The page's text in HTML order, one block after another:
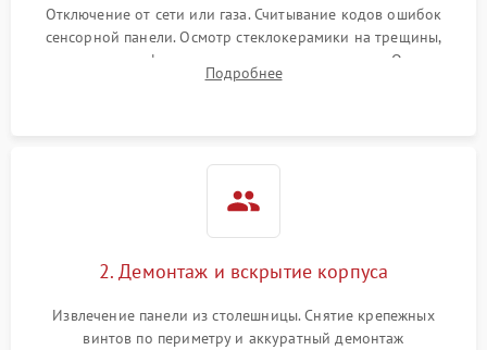
Отключение от сети или газа. Считывание кодов ошибок
сенсорной панели. Осмотр стеклокерамики на трещины,
проверка конфорок на равномерность нагрева. Опрос
клиента о симптомах (не включается, не видит посуду,
Подробнее
2. Демонтаж и вскрытие корпуса
Извлечение панели из столешницы. Снятие крепежных
винтов по периметру и аккуратный демонтаж